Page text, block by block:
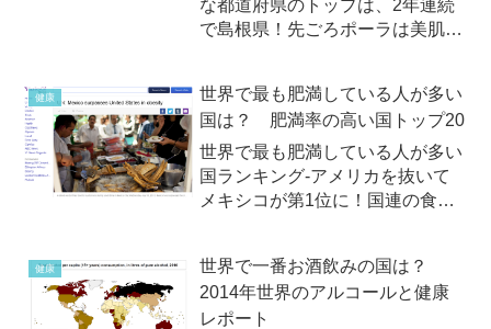
な都道府県のトップは、2年連続
で島根県！先ごろポーラは美肌力
を発表しました。一般的に美肌が
多いと言われている東北ですが、
同調査によると、2013年の日...
健康
世界で最も肥満している人が多い
国は？ 肥満率の高い国トップ20
世界で最も肥満している人が多い
国ランキング-アメリカを抜いて
メキシコが第1位に！国連の食
最近のレポートによると、世界で
最も肥満率が高い国はメキシ...
健康
世界で一番お酒飲みの国は？
2014年世界のアルコールと健康
レポート